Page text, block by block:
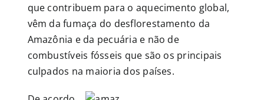
que contribuem para o aquecimento global,
vêm da fumaça do desflorestamento da
Amazônia e da pecuária e não de
combustíveis fósseis que são os principais
culpados na maioria dos países.